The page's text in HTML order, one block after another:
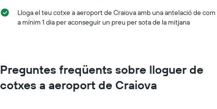
Lloga el teu cotxe a aeroport de Craiova amb una antelació de com
a mínim 1 dia per aconseguir un preu per sota de la mitjana
Preguntes freqüents sobre lloguer de
cotxes a aeroport de Craiova